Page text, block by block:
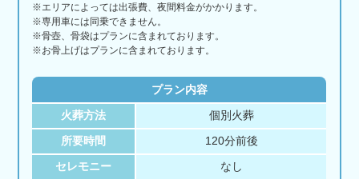
※エリアによっては出張費、夜間料金がかかります。
※専用車には同乗できません。
※骨壺、骨袋はプランに含まれております。
※お骨上げはプランに含まれております。
プラン内容
火葬方法 個別火葬
所要時間 120分前後
セレモニー なし